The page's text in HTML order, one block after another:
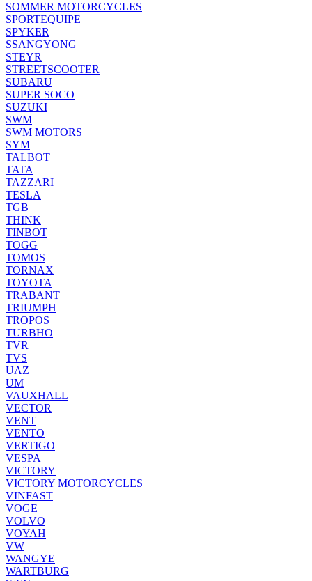
SOMMER MOTORCYCLES
SPORTEQUIPE
SPYKER
SSANGYONG
STEYR
STREETSCOOTER
SUBARU
SUPER SOCO
SUZUKI
SWM
SWM MOTORS
SYM
TALBOT
TATA
TAZZARI
TESLA
TGB
THINK
TINBOT
TOGG
TOMOS
TORNAX
TOYOTA
TRABANT
TRIUMPH
TROPOS
TURBHO
TVR
TVS
UAZ
UM
VAUXHALL
VECTOR
VENT
VENTO
VERTIGO
VESPA
VICTORY
VICTORY MOTORCYCLES
VINFAST
VOGE
VOLVO
VOYAH
VW
WANGYE
WARTBURG